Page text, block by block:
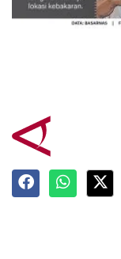
3 Agustus 2026